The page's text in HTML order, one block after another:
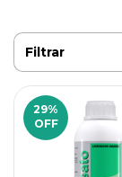
Filtrar
29%
OFF